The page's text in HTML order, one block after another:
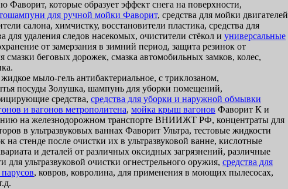
которые образует эффект снега на поверхности,
для ручной мойки Фаворит, средства для мойки двигателей
салона, химчистку, восстановители пластика, средства для
для удаления следов насекомых, очистители стёкол и универсальные
от замерзания в зимний период, защита резинок от
смазки беговых дорожек, смазка автомобильных замков, колес,
мыло-гель антибактериальное, с триклозаном,
посуды Золушка, шампунь для уборки помещений,
средства, средства для уборки и наружной обмывки
и вагонов метрополитена, мойка крыш вагонов Фаворит К и
на железнодорожном транспорте ВНИИЖТ РФ, концентраты для
в ультразвуковых ваннах Фаворит Ультра, тестовые жидкости
стенде после очистки их в ультразвуковой ванне, кислотные
и деталей от различных оксидных загрязнений, различные
для ультразвуковой очистки огнестрельного оружия, средства для
, ковров, ковролина, для применения в моющих пылесосах,